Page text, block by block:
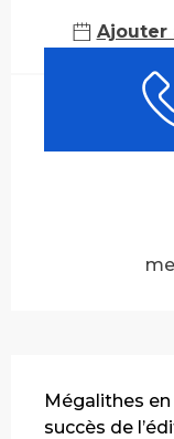
Ajouter
Mégalithes
succès de